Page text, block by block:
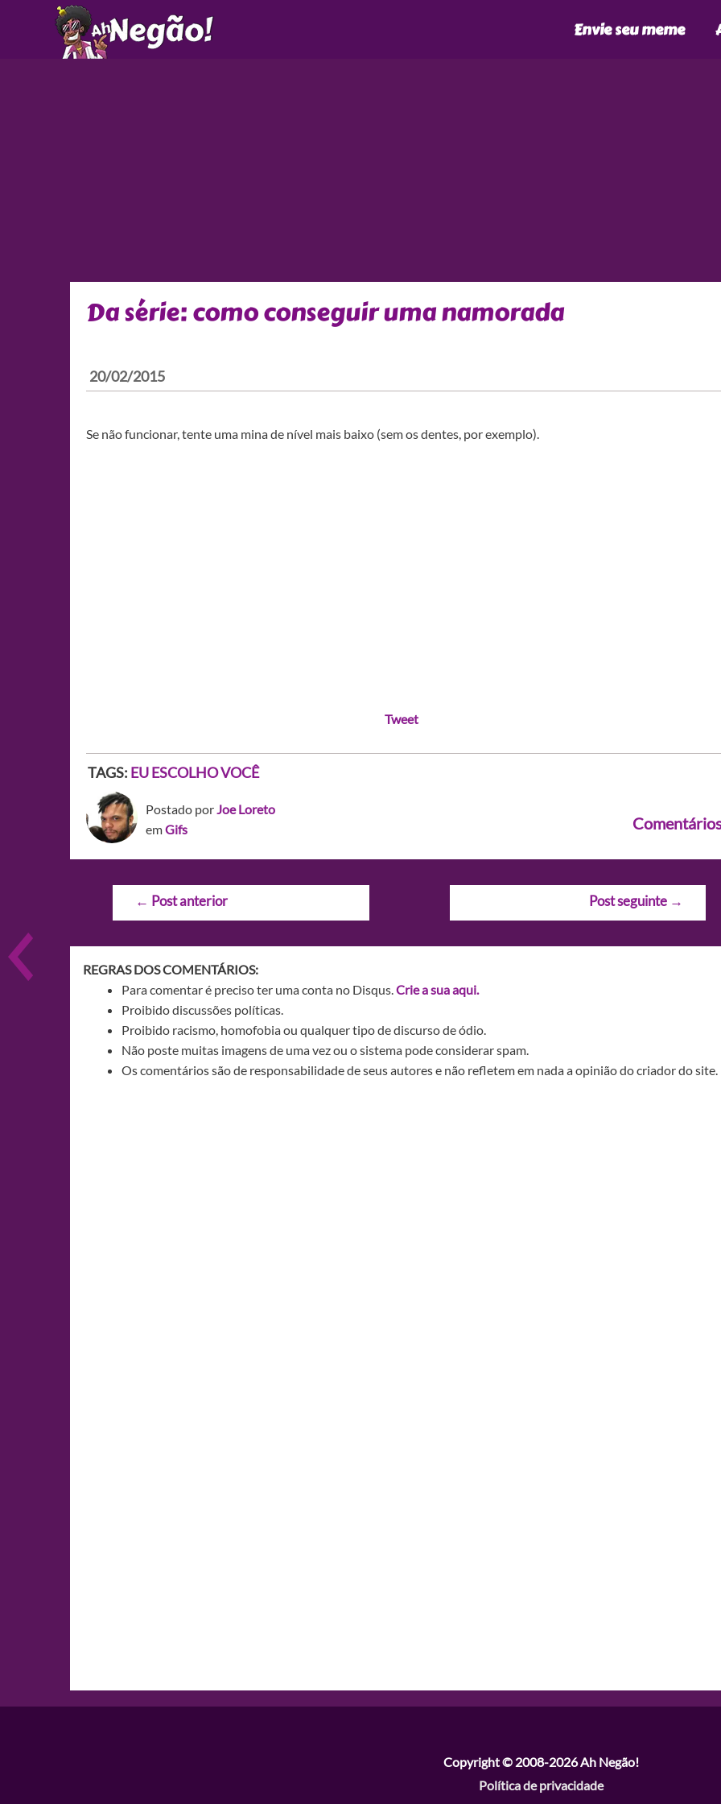
Envie seu meme
Da série: como conseguir uma namorada
20/02/2015
Se não funcionar, tente uma mina de nível mais baixo (sem os dentes, por exemplo).
Tweet
TAGS: EU ESCOLHO VOCÊ
Postado porJoe Loreto
emGifs
Navegação
← Post anterior Post seguinte →
REGRAS DOS COMENTÁRIOS:
Para comentar é preciso ter uma conta no Disqus.Crie a sua aqui.
Proibido discussões políticas.
Proibido racismo, homofobia ou qualquer tipo de discurso de ódio.
Não poste muitas imagens de uma vez ou o sistema pode considerar spam.
Os comentários são de responsabilidade de seus autores e não refletem em nada a opinião do criador do site.
Copyright © 2008-2026Ah Negão!
Política de privacidade